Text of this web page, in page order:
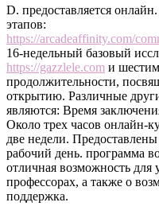
D. предоставляется
этапов:
https://arcadeaffinity.com/
16-недельный базовый
https://gazzlele.com и
продолжительности,
открытию. Различные
являются: Время
Около трех часов онлайн-
две недели.
рабочий день. программа
отличная возможность для
профессорах, а также о
поддержка.